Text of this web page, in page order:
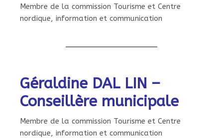
Membre de la commission Tourisme et Centre
nordique, information et communication
Géraldine DAL LIN –
Conseillère municipale
Membre de la commission Tourisme et Centre
nordique, information et communication